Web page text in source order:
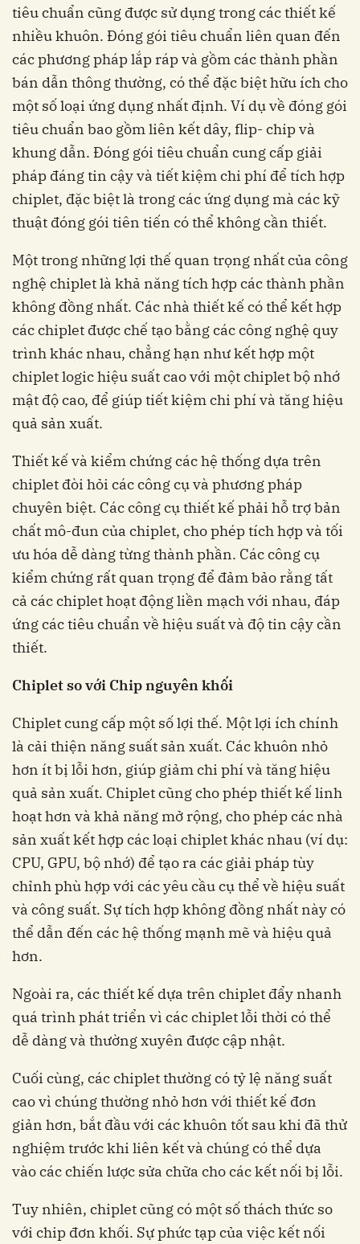
tiêu chuẩn cũng được sử dụng trong các thiết kế
nhiều khuôn. Đóng gói tiêu chuẩn liên quan đến
các phương pháp lắp ráp và gồm các thành phần
bán dẫn thông thường, có thể đặc biệt hữu ích cho
một số loại ứng dụng nhất định. Ví dụ về đóng gói
tiêu chuẩn bao gồm liên kết dây, flip- chip và
khung dẫn. Đóng gói tiêu chuẩn cung cấp giải
pháp đáng tin cậy và tiết kiệm chi phí để tích hợp
chiplet, đặc biệt là trong các ứng dụng mà các kỹ
thuật đóng gói tiên tiến có thể không cần thiết.
Một trong những lợi thế quan trọng nhất của công
nghệ chiplet là khả năng tích hợp các thành phần
không đồng nhất. Các nhà thiết kế có thể kết hợp
các chiplet được chế tạo bằng các công nghệ quy
trình khác nhau, chẳng hạn như kết hợp một
chiplet logic hiệu suất cao với một chiplet bộ nhớ
mật độ cao, để giúp tiết kiệm chi phí và tăng hiệu
quả sản xuất.
Thiết kế và kiểm chứng các hệ thống dựa trên
chiplet đòi hỏi các công cụ và phương pháp
chuyên biệt. Các công cụ thiết kế phải hỗ trợ bản
chất mô-đun của chiplet, cho phép tích hợp và tối
ưu hóa dễ dàng từng thành phần. Các công cụ
kiểm chứng rất quan trọng để đảm bảo rằng tất
cả các chiplet hoạt động liền mạch với nhau, đáp
ứng các tiêu chuẩn về hiệu suất và độ tin cậy cần
thiết.
Chiplet so với Chip nguyên khối
Chiplet cung cấp một số lợi thế. Một lợi ích chính
là cải thiện năng suất sản xuất. Các khuôn nhỏ
hơn ít bị lỗi hơn, giúp giảm chi phí và tăng hiệu
quả sản xuất. Chiplet cũng cho phép thiết kế linh
hoạt hơn và khả năng mở rộng, cho phép các nhà
sản xuất kết hợp các loại chiplet khác nhau (ví dụ:
CPU, GPU, bộ nhớ) để tạo ra các giải pháp tùy
chỉnh phù hợp với các yêu cầu cụ thể về hiệu suất
và công suất. Sự tích hợp không đồng nhất này có
thể dẫn đến các hệ thống mạnh mẽ và hiệu quả
hơn.
Ngoài ra, các thiết kế dựa trên chiplet đẩy nhanh
quá trình phát triển vì các chiplet lỗi thời có thể
dễ dàng và thường xuyên được cập nhật.
Cuối cùng, các chiplet thường có tỷ lệ năng suất
cao vì chúng thường nhỏ hơn với thiết kế đơn
giản hơn, bắt đầu với các khuôn tốt sau khi đã thử
nghiệm trước khi liên kết và chúng có thể dựa
vào các chiến lược sửa chữa cho các kết nối bị lỗi.
Tuy nhiên, chiplet cũng có một số thách thức so
với chip đơn khối. Sự phức tạp của việc kết nối